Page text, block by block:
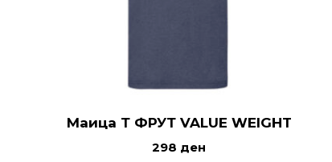
Маица Т ФРУТ VALUE WEIGHT
298 ден